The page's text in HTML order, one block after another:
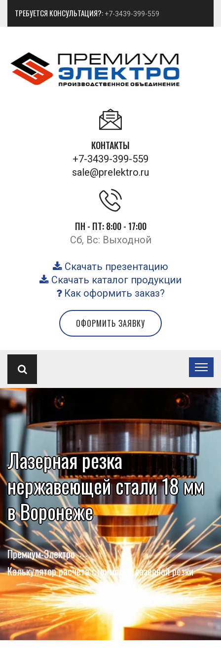
ТРЕБУЕТСЯ КОНСУЛЬТАЦИЯ?: +7-3439-399-559
КОНТАКТЫ
+7-3439-399-559
sale@prelektro.ru
ПН - ПТ: 8:00 - 17:00
Сб, Вс: Выходной
Скачать презентацию
Скачать каталог продукции
Как оформить заказ?
ОФОРМИТЬ ЗАЯВКУ
Лазерная резка
нержавеющей стали 18 мм
в Воронеже
Премиум-Электро
Калькулятор расчета стоимости лазерной резки